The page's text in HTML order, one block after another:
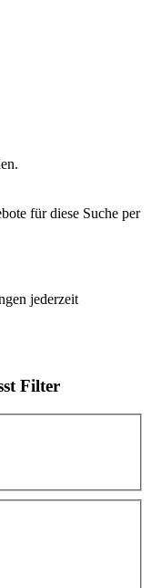
für diese Suche per
jederzeit
Filter